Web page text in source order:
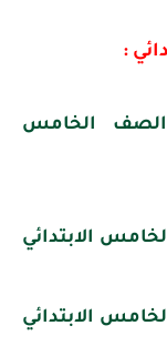
:
الصف الخامس
الابتدائي
الابتدائي